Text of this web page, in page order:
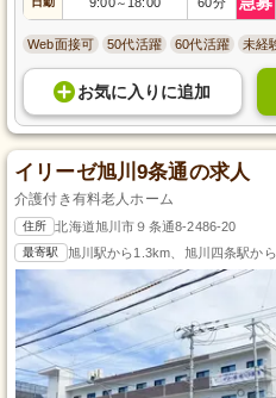
Web面接可 50代活躍 60代活躍 未経
お気に入り に追加
イリーゼ旭川9条通の求人
介護付き有料老人ホーム
住所 北海道旭川市９条通8-2486-20
最寄駅 旭川駅から1.3km、旭川四条駅か